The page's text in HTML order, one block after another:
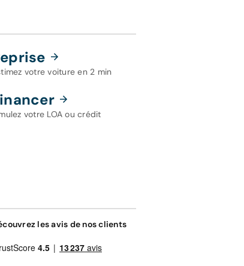
votre voiture en 2 min
votre LOA ou crédit
les avis de nos clients